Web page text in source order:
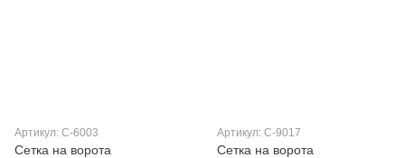
Артикул: C-6003
Сетка на ворота
Артикул: C-9017
Сетка на ворота